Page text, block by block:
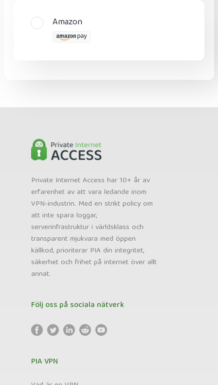
Amazon
Private Internet Access har 10+ år av
erfarenhet av att vara ledande inom
VPN-industrin. Med en strikt policy om
att inte spara loggar,
serverinfrastruktur i världsklass och
transparent mjukvara med öppen
källkod, prioriterar PIA din integritet,
säkerhet och frihet på internet över allt
annat.
Följ oss på sociala nätverk
PIA VPN